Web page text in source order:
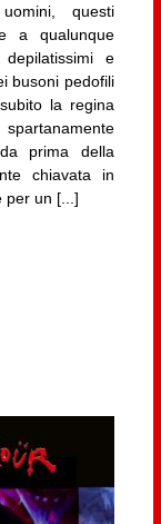
questi
a qualunque
e
busoni pedofili
la regina
prima della
chiavata in
per un [...]